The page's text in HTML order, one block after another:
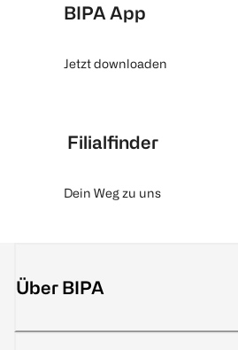
BIPA App
Jetzt downloaden
Filialfinder
Dein Weg zu uns
Über BIPA